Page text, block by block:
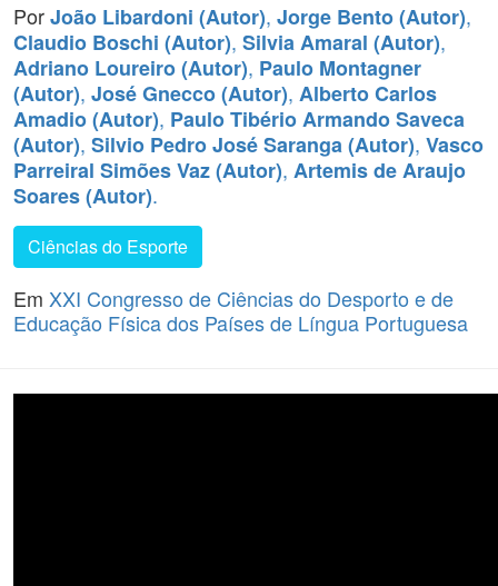
PorJoão Libardoni (Autor), Jorge Bento (Autor),
Claudio Boschi (Autor), Silvia Amaral (Autor),
Adriano Loureiro (Autor), Paulo Montagner
(Autor), José Gnecco (Autor), Alberto Carlos
Amadio (Autor), Paulo Tibério Armando Saveca
(Autor), Silvio Pedro José Saranga (Autor), Vasco
Parreiral Simões Vaz (Autor), Artemis de Araujo
Soares (Autor).
Ciências do Esporte
Em XXI Congresso de Ciências do Desporto e de
Educação Física dos Países de Língua Portuguesa